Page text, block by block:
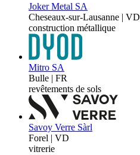
Joker Metal SA
Cheseaux-sur-Lausanne | VD
construction métallique
Mitro SA
Bulle | FR
revêtements de sols
Savoy Verre Sàrl
Forel | VD
vitrerie